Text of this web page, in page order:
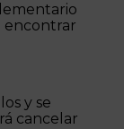
encontrar
y se
cancelar